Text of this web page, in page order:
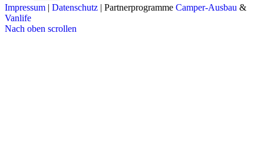
Impressum | Datenschutz | Partnerprogramme Camper-Ausbau &
Vanlife
Nach oben scrollen